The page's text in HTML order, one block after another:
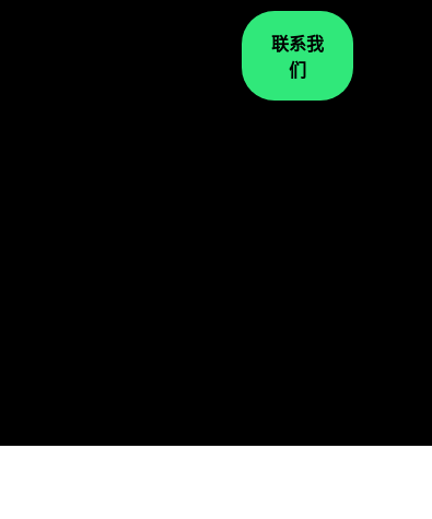
联系我
们